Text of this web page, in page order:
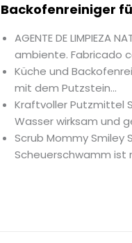
Backofenreiniger
AGENTE DE
ambiente. Fabricado
Küche und
mit dem Putzstein...
Kraftvoller Putzmittel
Wasser wirksam und
Scrub Mommy
Scheuerschwamm ist